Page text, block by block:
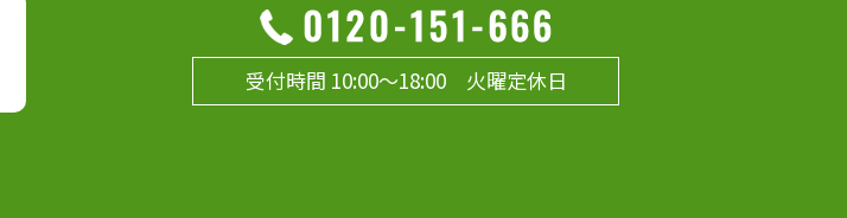
受付時間 10:00～18:00 火曜定休日